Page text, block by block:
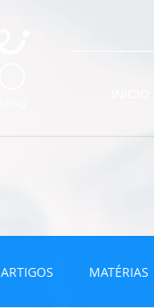
ARTIGOS MATÉRIAS